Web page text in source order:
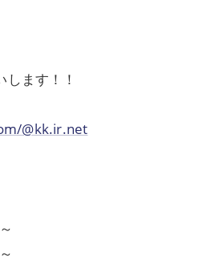
ます！！
@kk.ir.net